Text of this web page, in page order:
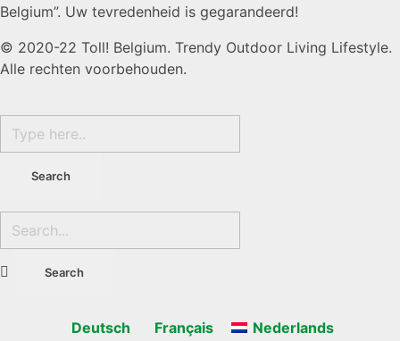
Belgium”. Uw tevredenheid is gegarandeerd!
© 2020-22 Toll! Belgium. Trendy Outdoor Living Lifestyle.
Alle rechten voorbehouden.
Deutsch Français Nederlands